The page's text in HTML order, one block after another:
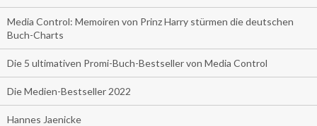
Media Control: Memoiren von Prinz Harry stürmen die deutschen
Buch-Charts
Die 5 ultimativen Promi-Buch-Bestseller von Media Control
Die Medien-Bestseller 2022
Hannes Jaenicke